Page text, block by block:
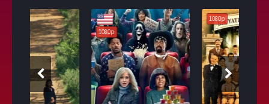
1080p
1080p